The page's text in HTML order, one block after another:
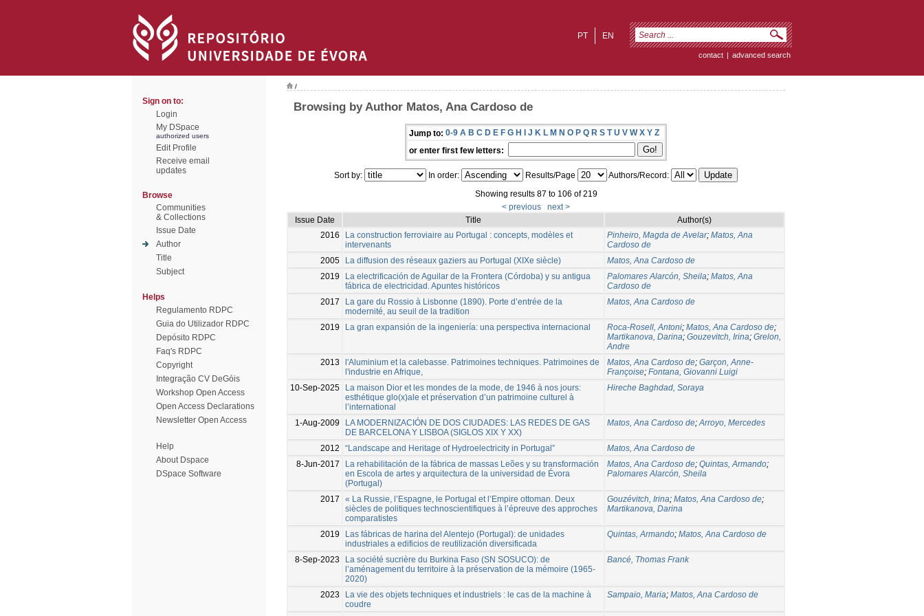
EN
PT
contact | advanced search
Sign on to:
Login
My DSpace
authorized users
Edit Profile
Receive email
updates
Browse
Communities
& Collections
Issue Date
Author
Title
Subject
Helps
Regulamento RDPC
Guia do Utilizador RDPC
Depósito RDPC
Faq's RDPC
Copyright
Integração CV DeGóis
Workshop Open Access
Open Access Declarations
Newsletter Open Access
Help
About Dspace
DSpace Software
/
Browsing by Author Matos, Ana Cardoso de
Jump to: 0-9 A B C D E F G H I J K L M N O P Q R S T U V W X Y Z
or enter first few letters:
Sort by: In order: Results/Page
Authors/Record:
Showing results 87 to 106 of 219
< previous
next >
Issue Date
Title
Author(s)
2016
La construction ferroviaire au Portugal : concepts, modèles et
intervenants
Pinheiro, Magda de Avelar; Matos, Ana
Cardoso de
2005
La diffusion des réseaux gaziers au Portugal (XIXe siècle)
Matos, Ana Cardoso de
2019
La electrificación de Aguilar de la Frontera (Córdoba) y su antigua
fábrica de electricidad. Apuntes históricos
Palomares Alarcón, Sheila; Matos, Ana
Cardoso de
2017
La gare du Rossio à Lisbonne (1890). Porte d’entrée de la
modernité, au seuil de la tradition
Matos, Ana Cardoso de
2019 La gran expansión de la ingeniería: una perspectiva internacional Roca-Rosell, Antoni; Matos, Ana Cardoso de;
Martikanova, Darina; Gouzevitch, Irina; Grelon,
Andre
2013
l'Aluminium et la calebasse. Patrimoines techniques. Patrimoines de
l'industrie en Afrique,
Matos, Ana Cardoso de; Garçon, Anne-
Françoise; Fontana, Giovanni Luigi
10-Sep-2025
La maison Dior et les mondes de la mode, de 1946 à nos jours:
esthétique glo(x)ale et préservation d’un patrimoine culturel à
l’international
Hireche Baghdad, Soraya
1-Aug-2009
LA MODERNIZACIÓN DE DOS CIUDADES: LAS REDES DE GAS
DE BARCELONA Y LISBOA (SIGLOS XIX Y XX)
Matos, Ana Cardoso de;Arroyo, Mercedes
2012 “Landscape and Heritage of Hydroelectricity in Portugal”
Matos, Ana Cardoso de
8-Jun-2017
La rehabilitación de la fábrica de massas Leões y su transformación
en Escola de artes y arquitectura de la universidad de Évora
(Portugal)
Matos, Ana Cardoso de; Quintas, Armando;
Palomares Alarcón, Sheila
2017
« La Russie, l’Espagne, le Portugal et l’Empire ottoman. Deux
siècles de politiques technoscientifiques à l’épreuve des approches
comparatistes
Gouzévitch, Irina; Matos, Ana Cardoso de;
Martikanova, Darina
2019
Las fábricas de harina del Alentejo (Portugal): de unidades
industriales a edificios de reutilización diversificada
Quintas, Armando; Matos, Ana Cardoso de
8-Sep-2023
La société sucrière du Burkina Faso (SN SOSUCO): de
l’aménagement du territoire à la préservation de la mémoire (1965-
2020)
Bancé, Thomas Frank
2023
La vie des objets techniques et industriels : le cas de la machine à
coudre
Sampaio, Maria; Matos, Ana Cardoso de